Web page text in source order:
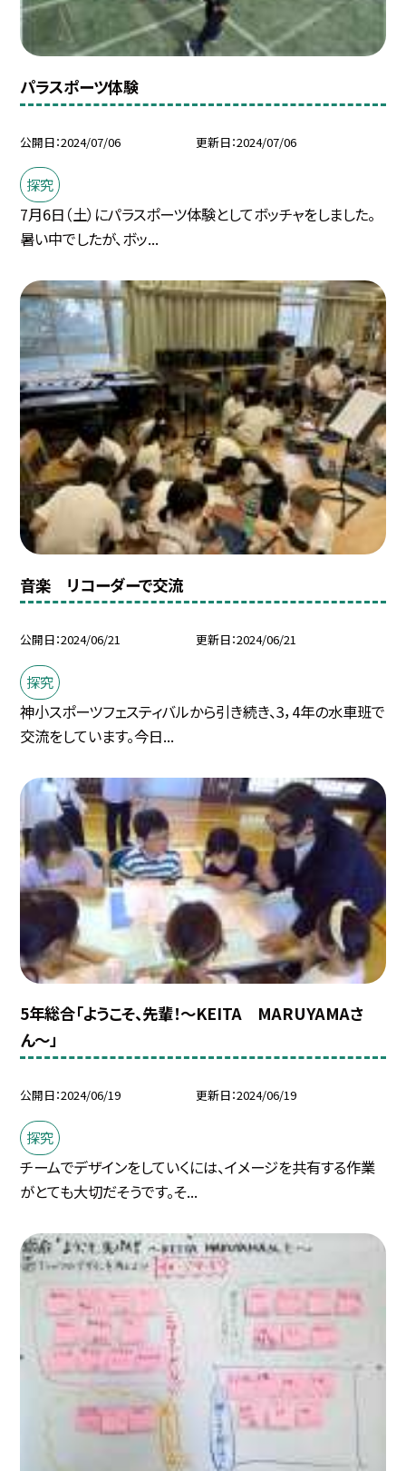
パラスポーツ体験
公開日 2024/07/06 更新日 2024/07/06
探究
7月6日（土）にパラスポーツ体験としてボッチャをしました。
暑い中でしたが、ボッ...
音楽 リコーダーで交流
公開日 2024/06/21 更新日 2024/06/21
探究
神小スポーツフェスティバルから引き続き、3，4年の水車班で
交流をしています。今日...
5年総合「ようこそ、先輩！〜KEITA MARUYAMAさ
ん〜」
公開日 2024/06/19 更新日 2024/06/19
探究
チームでデザインをしていくには、イメージを共有する作業
がとても大切だそうです。そ...